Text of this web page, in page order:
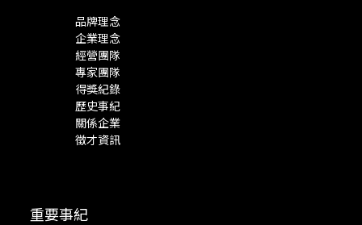
品牌理念
企業理念
經營團隊
專家團隊
得獎紀錄
歷史事紀
關係企業
徵才資訊
重要事紀